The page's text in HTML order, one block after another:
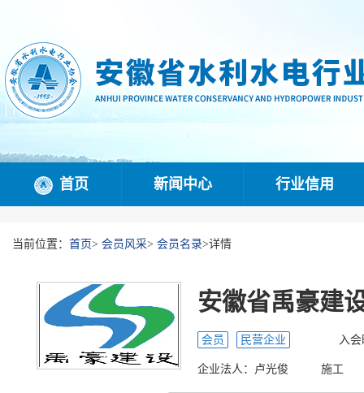
首页 新闻中心 行业信用
当前位置： 首页> 会员风采> 会员名录>详情
安徽省禹豪建
会员 民营企业 入
企业法人： 卢光俊 施工